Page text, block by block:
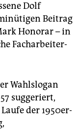
Dolf
Beitrag
Honorar – in
Facharbeiter-
Wahlslogan
suggeriert,
der 1950er-